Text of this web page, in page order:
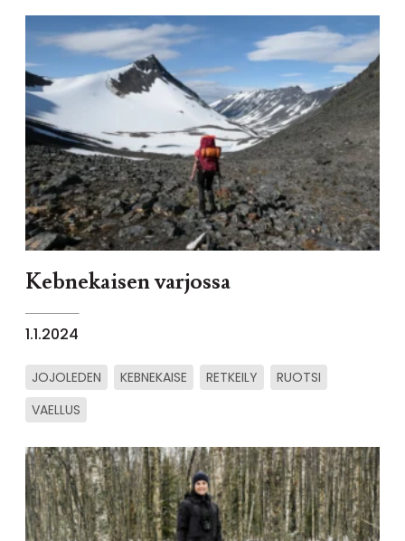
Kebnekaisen varjossa
1.1.2024
JOJOLEDEN KEBNEKAISE RETKEILY
RUOTSI
VAELLUS